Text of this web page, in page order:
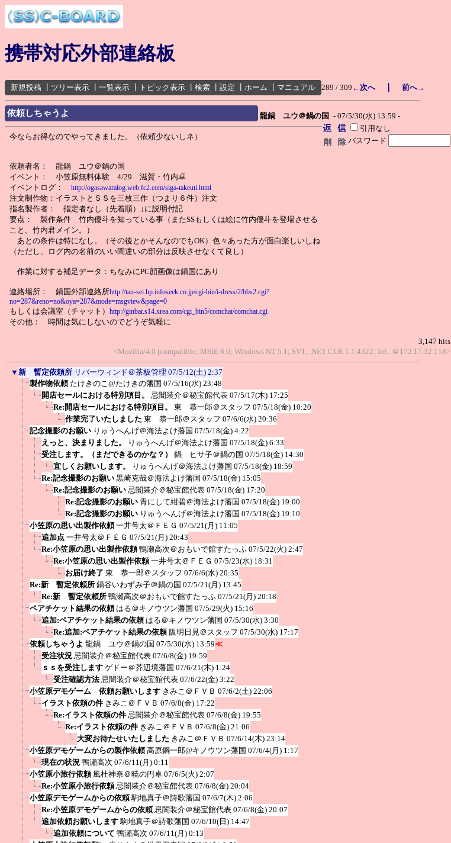
携帯対応外部連絡板
新規投稿 ツリー表示 一覧表示 トピック表示 検索 設定 ホーム マニュアル 289 / 309 ←次へ｜ 前へ→
依頼しちゃうよ 龍鍋 ユウ＠鍋の国 - 07/5/30(水) 13:59 -
引用なし
パスワード
今ならお得なのでやってきました。（依頼少ないしネ）
依頼者名： 龍鍋 ユウ＠鍋の国
イベント： 小笠原無料体験 4/29 滋賀・竹内卓
イベントログ： http://ogasawaralog.web.fc2.com/siga-takeuti.html
注文制作物：イラストとＳＳを三枚三作（つまり６件）注文
指名製作者： 指定者なし（先着順）↓に説明付記
要点： 製作条件 竹内優斗を知っている事（またSSもしくは絵に竹内優斗を登場させる
こと。竹内君メイン。）
あとの条件は特になし。（その後とかそんなのでもOK）色々あった方が面白楽しいしね
（ただし、ログ内の名前のいい間違いの部分は反映させなくて良し）
作業に対する補足データ：ちなみにPC顔画像は鍋国にあり
連絡場所： 鍋国外部連絡所http://tan-sei.hp.infoseek.co.jp/cgi-bin/i-dress/2/bbs2.cgi?
no=287&reno=no&oya=287&mode=msgview&page=0
もしくは会議室（チャット） http://ginbar.s14.xrea.com/cgi_bin5/comchat/comchat.cgi
その他： 時間は気にしないのでどうぞ気軽に
3,147 hits
<Mozilla/4.0 (compatible; MSIE 6.0; Windows NT 5.1; SV1; .NET CLR 1.1.4322; Inf...＠172.17.32.118>
▼ 新 暫定依頼所 リバーウィンド＠茶板管理 07/5/12(土) 2:37
製作物依頼 たけきのこ@たけきの藩国 07/5/16(水) 23:48
開店セールにおける特別項目。
忌闇装介＠秘宝館代表 07/5/17(木) 17:25
Re:開店セールにおける特別項目。
東 恭一郎＠スタッフ 07/5/18(金) 10:20
作業完了いたしました 東 恭一郎＠スタッフ 07/6/6(水) 20:36
記念撮影のお願い りゅうへんげ＠海法よけ藩国 07/5/18(金) 4:22
えっと、決まりました。
りゅうへんげ＠海法よけ藩国 07/5/18(金) 6:33
受注します。（まだできるのかな？）
鍋 ヒサ子＠鍋の国 07/5/18(金) 14:30
宜しくお願いします。
りゅうへんげ＠海法よけ藩国 07/5/18(金) 18:59
Re:記念撮影のお願い 黒崎克哉＠海法よけ藩国 07/5/18(金) 15:05
Re:記念撮影のお願い 忌闇装介＠秘宝館代表 07/5/18(金) 17:20
Re:記念撮影のお願い 青にして紺碧＠海法よけ藩国 07/5/18(金) 19:00
Re:記念撮影のお願い りゅうへんげ＠海法よけ藩国 07/5/18(金) 19:10
小笠原の思い出製作依頼 一井号太＠ＦＥＧ 07/5/21(月) 11:05
追加点 一井号太＠ＦＥＧ 07/5/21(月) 20:43
Re:小笠原の思い出製作依頼 鴨瀬高次＠おもいで館すたっふ 07/5/22(火) 2:47
Re:小笠原の思い出製作依頼 一井号太＠ＦＥＧ 07/5/23(水) 18:31
お届け終了 東 恭一郎＠スタッフ 07/6/6(水) 20:35
Re:新 暫定依頼所 鍋谷いわずみ子＠鍋の国 07/5/21(月) 13:45
Re:新 暫定依頼所 鴨瀬高次＠おもいで館すたっふ 07/5/21(月) 20:18
ペアチケット結果の依頼 はる＠キノウツン藩国 07/5/29(火) 15:16
追加:ペアチケット結果の依頼 はる＠キノウツン藩国 07/5/30(水) 3:30
Re:追加:ペアチケット結果の依頼 阪明日見＠スタッフ 07/5/30(水) 17:17
依頼しちゃうよ 龍鍋 ユウ＠鍋の国 07/5/30(水) 13:59≪
受注状況 忌闇装介＠秘宝館代表 07/6/8(金) 19:59
ｓｓを受注します ゲドー＠芥辺境藩国 07/6/21(木) 1:24
受注確認方法 忌闇装介＠秘宝館代表 07/6/22(金) 3:22
小笠原デモゲーム 依頼お願いします きみこ＠ＦＶＢ 07/6/2(土) 22:06
イラスト依頼の件 きみこ＠ＦＶＢ 07/6/8(金) 17:22
Re:イラスト依頼の件 忌闇装介＠秘宝館代表 07/6/8(金) 19:55
Re:イラスト依頼の件 きみこ＠ＦＶＢ 07/6/8(金) 21:06
大変お待たせいたしました きみこ＠ＦＶＢ 07/6/14(木) 23:14
小笠原デモゲームからの製作依頼 高原鋼一郎@キノウツン藩国 07/6/4(月) 1:17
現在の状況 鴨瀬高次 07/6/11(月) 0:11
小笠原小旅行依頼 風杜神奈＠暁の円卓 07/6/5(火) 2:07
Re:小笠原小旅行依頼 忌闇装介＠秘宝館代表 07/6/8(金) 20:04
小笠原デモゲームからの依頼 駒地真子＠詩歌藩国 07/6/7(木) 2:06
Re:小笠原デモゲームからの依頼 忌闇装介＠秘宝館代表 07/6/8(金) 20:07
追加依頼お願いします 駒地真子＠詩歌藩国 07/6/10(日) 14:47
追加依頼について 鴨瀬高次 07/6/11(月) 0:13